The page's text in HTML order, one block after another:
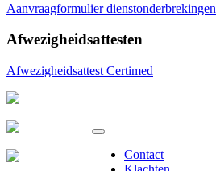
Aanvraagformulier dienstonderbrekingen
Afwezigheidsattesten
Afwezigheidsattest Certimed
Contact